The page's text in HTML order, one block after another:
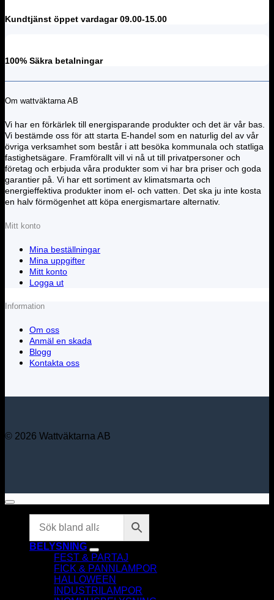
Kundtjänst öppet vardagar 09.00-15.00
100% Säkra betalningar
Om wattväktarna AB
Vi har en förkärlek till energisparande produkter och det är vår bas.
Vi bestämde oss för att starta E-handel som en naturlig del av vår
övriga verksamhet som består i att besöka kommunala och statliga
fastighetsägare. Framförallt vill vi nå ut till privatpersoner och
företag och erbjuda våra produkter som vi har bra priser och goda
garantier på. Vi har ett sortiment av klimatsmarta och
energieffektiva produkter inom el- och vatten. Det ska ju inte kosta
en halv förmögenhet att köpa energismartare alternativ.
Mitt konto
Mina beställningar
Mina uppgifter
Mitt konto
Logga ut
Information
Om oss
Anmäl en skada
Blogg
Kontakta oss
© 2026 Wattväktarna AB
BELYSNING
FEST & PARTAJ
FICK & PANNLAMPOR
HALLOWEEN
INDUSTRILAMPOR